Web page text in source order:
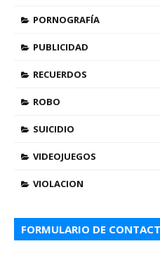
PORNOGRAFÍA
PUBLICIDAD
RECUERDOS
ROBO
SUICIDIO
VIDEOJUEGOS
VIOLACION
FORMULARIO DE